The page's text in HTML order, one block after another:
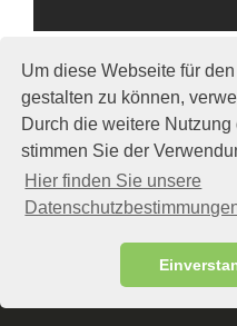
Um diese Webseite für
gestalten zu können,
Durch die weitere Nutzung
stimmen Sie der
Hier finden Sie unsere